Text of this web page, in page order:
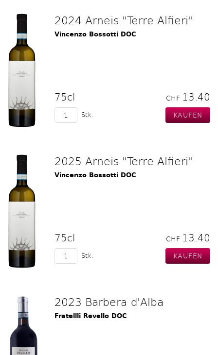
2024 Arneis "Terre Alfieri"
Vincenzo Bossotti DOC
75cl CHF 13.40
Stk.
2025 Arneis "Terre Alfieri"
Vincenzo Bossotti DOC
75cl CHF 13.40
Stk.
2023 Barbera d'Alba
Fratellli Revello DOC